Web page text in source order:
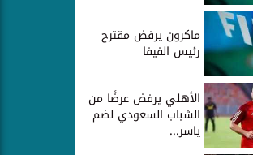
ماكرون يرفض مقترح
رئيس الفيفا
الأهلي يرفض عرضًا من
الشباب السعودي لضم
ياسر...